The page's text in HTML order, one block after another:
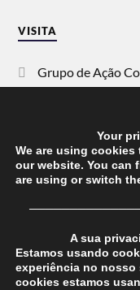
VISITA
Grupo de Ação
Vida Justa
dezanove
Your
We are using
our website. You can
are using or switch
A sua
Estamos usando
experiência no nosso
cookies estamos